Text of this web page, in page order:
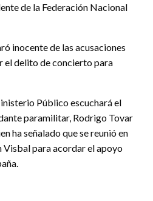
de la Federación Nacional
inocente de las acusaciones
el delito de concierto para
Público escuchará el
paramilitar, Rodrigo Tovar
ha señalado que se reunió en
Visbal para acordar el apoyo